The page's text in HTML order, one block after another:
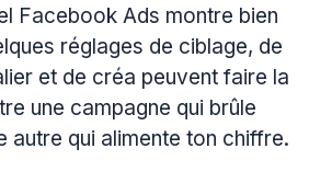
Facebook Ads montre bien
réglages de ciblage, de
et de créa peuvent faire la
une campagne qui brûle
autre qui alimente ton chiffre.